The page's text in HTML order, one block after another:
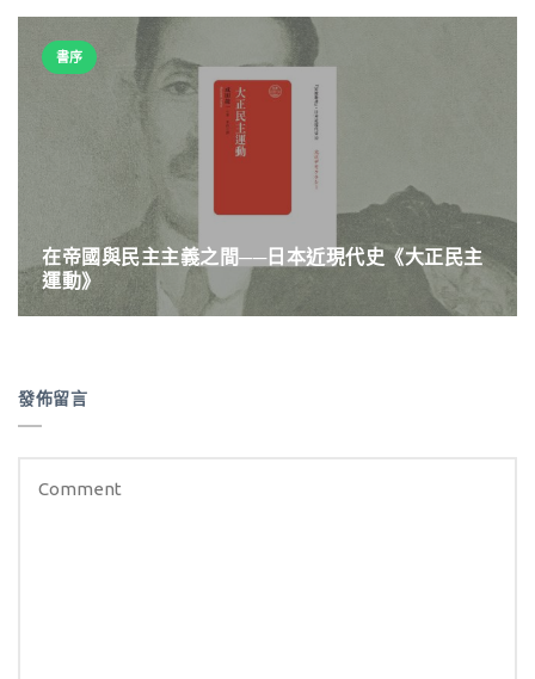
書序
在帝國與民主主義之間──日本近現代史《大正民主
運動》
發佈留言